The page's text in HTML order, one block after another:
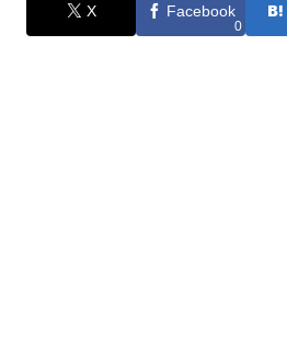
X Facebook
0